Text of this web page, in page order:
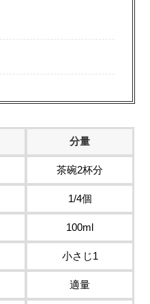
分量
茶碗2杯分
1/4個
100ml
小さじ1
適量